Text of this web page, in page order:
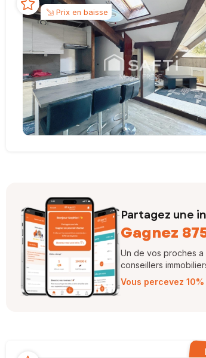
Prix en baisse
Partagez une
Gagnez
Un de vos proches
conseillers
Vous percevez